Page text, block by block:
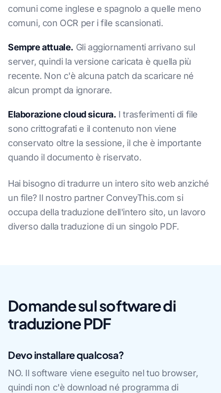
comuni come inglese e spagnolo a quelle meno
comuni, con OCR per i file scansionati.
Sempre attuale. Gli aggiornamenti arrivano sul
server, quindi la versione caricata è quella più
recente. Non c'è alcuna patch da scaricare né
alcun prompt da ignorare.
Elaborazione cloud sicura. I trasferimenti di file
sono crittografati e il contenuto non viene
conservato oltre la sessione, il che è importante
quando il documento è riservato.
Hai bisogno di tradurre un intero sito web anziché
un file? Il nostro partner ConveyThis.com si
occupa della traduzione dell'intero sito, un lavoro
diverso dalla traduzione di un singolo PDF.
Domande sul software di
traduzione PDF
Devo installare qualcosa?
NO. Il software viene eseguito nel tuo browser,
quindi non c'è download né programma di